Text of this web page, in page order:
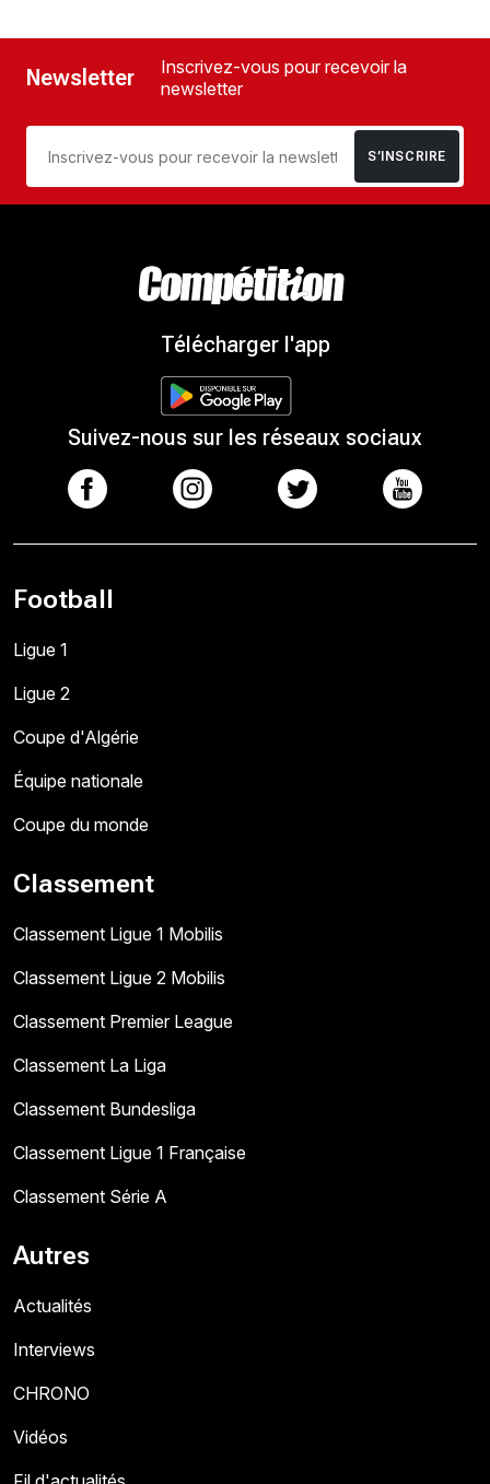
Newsletter
Inscrivez-vous pour recevoir la
newsletter
S’INSCRIRE
Télécharger l'app
Suivez-nous sur les réseaux sociaux
Football
Ligue 1
Ligue 2
Coupe d'Algérie
Équipe nationale
Coupe du monde
Classement
Classement Ligue 1 Mobilis
Classement Ligue 2 Mobilis
Classement Premier League
Classement La Liga
Classement Bundesliga
Classement Ligue 1 Française
Classement Série A
Autres
Actualités
Interviews
CHRONO
Vidéos